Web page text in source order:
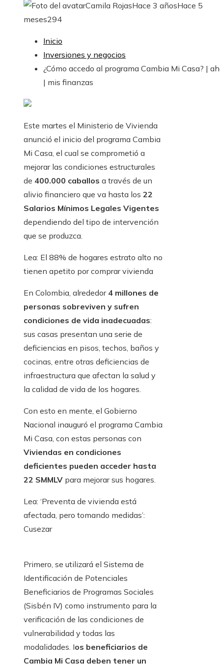
Camila RojasHace 3 añosHace 5
meses294
Inicio
Inversiones y negocios
¿Cómo accedo al programa Cambia Mi Casa? |
| mis finanzas
Este martes el Ministerio de Vivienda
anunció el inicio del programa Cambia
Mi Casa, el cual se comprometió a
mejorar las condiciones estructurales
de 400.000 caballos a través de un
alivio financiero que va hasta los 22
Salarios Mínimos Legales Vigentes
dependiendo del tipo de intervención
que se produzca.
Lea: El 88% de hogares estrato alto no
tienen apetito por comprar vivienda
En Colombia, alrededor4 millones de
personas sobreviven y sufren
condiciones de vida inadecuadas:
sus casas presentan una serie de
deficiencias en pisos, techos, baños y
cocinas, entre otras deficiencias de
infraestructura que afectan la salud y
la calidad de vida de los hogares.
Con esto en mente, el Gobierno
Nacional inauguró el programa Cambia
Mi Casa, con estas personas con
Viviendas en condiciones
deficientes pueden acceder hasta
22 SMMLV para mejorar sus hogares.
Lea: ‘Preventa de vivienda está
afectada, pero tomando medidas’:
Cusezar
Primero, se utilizará el Sistema de
Identificación de Potenciales
Beneficiarios de Programas Sociales
(Sisbén IV) como instrumento para la
verificación de las condiciones de
vulnerabilidad y todas las
modalidades. Ios beneficiarios de
Cambia Mi Casa deben tener un